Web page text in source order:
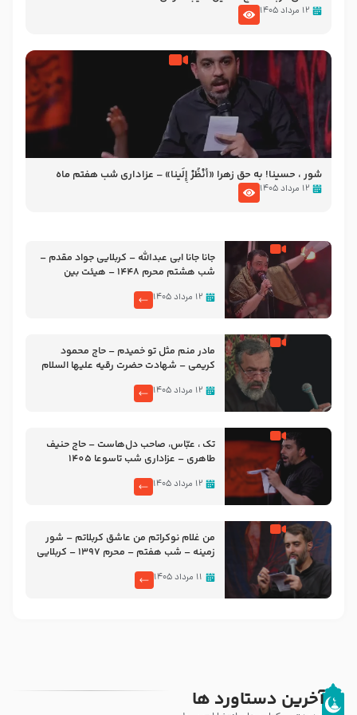
۱۲ مرداد ۱۴۰۵
شور ، حسینا! به‌ حق زهرا «أُنْظُرْ إِلَینا» – عزاداری شب هفتم ماه
محرّم 1405
۱۲ مرداد ۱۴۰۵
جانا جانا ابی عبدالله – کربلایی جواد مقدم –
شب هشتم محرم 1448 – هیئت بین
۱۲ مرداد ۱۴۰۵
مادر منم مثل تو خمیدم – حاج محمود
کریمی – شهادت حضرت رقیه علیها السلام
۱۲ مرداد ۱۴۰۵
تک ، عبّاس، صاحب دل‌هاست – حاج حنیف
طاهری – عزاداری شب تاسوعا 1405
۱۲ مرداد ۱۴۰۵
من غلام نوکراتم من عاشق کربلاتم – شور
زمینه – شب هفتم – محرم 1397 – کربلایی
۱۱ مرداد ۱۴۰۵
آخرین دستاورد ها